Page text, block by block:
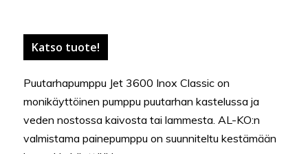
Katso tuote!
Puutarhapumppu Jet 3600 Inox Classic on
monikäyttöinen pumppu puutarhan kastelussa ja
veden nostossa kaivosta tai lammesta. AL-KO:n
valmistama painepumppu on suunniteltu kestämään